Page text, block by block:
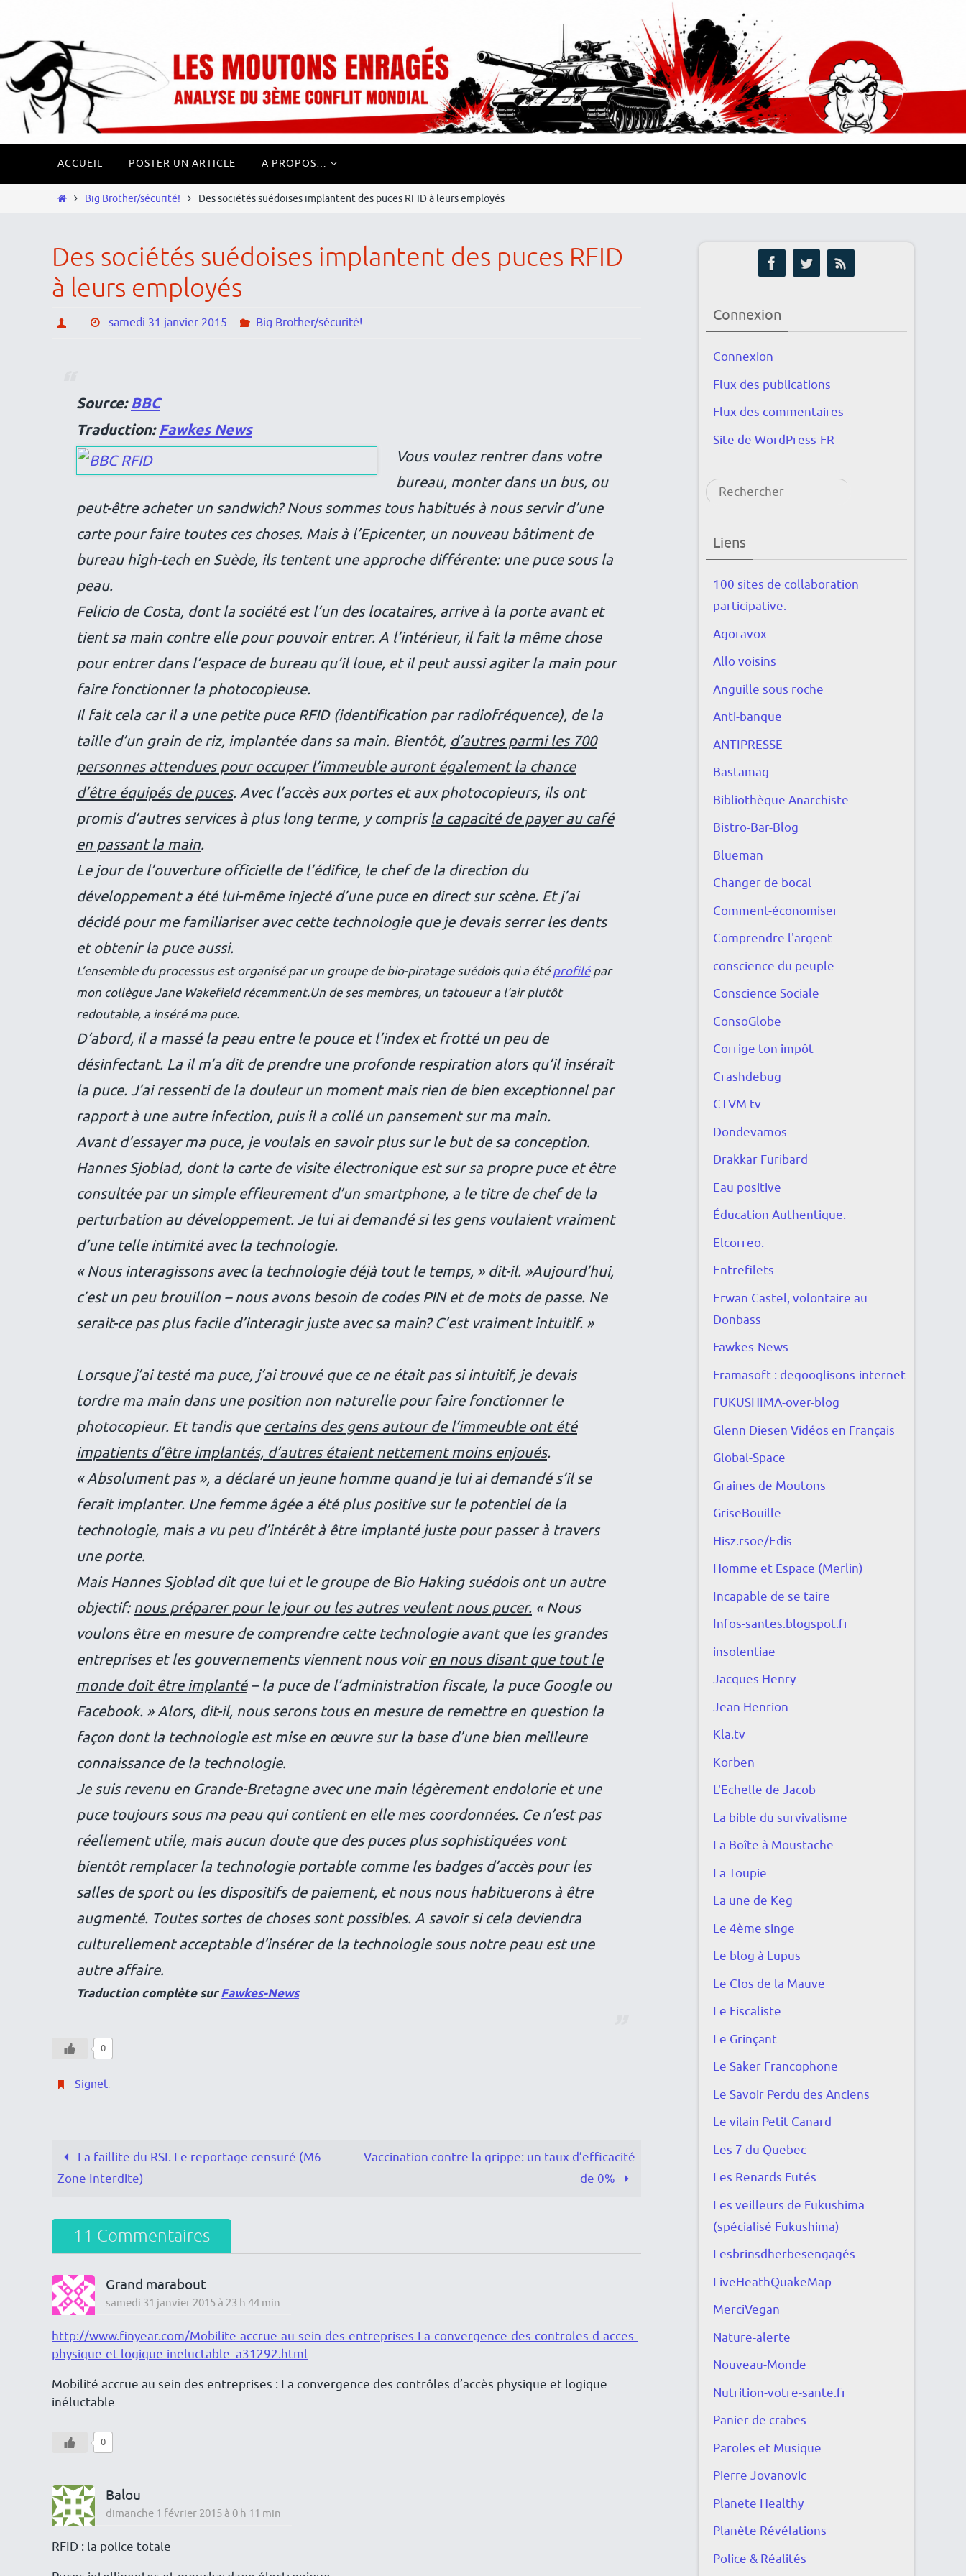
le
contenu
le
ACCUEIL POSTER UN ARTICLE A PROPOS…
HomeBig Brother/sécurité! Des sociétés suédoises implantent des puces RFID à leurs employés
Des sociétés suédoises implantent des puces RFID
à leurs employés
. samedi 31 janvier 2015 Big Brother/sécurité!
Source:BBC
Traduction:Fawkes News
Vous voulez rentrer dans votre
bureau, monter dans un bus, ou
peut-être acheter un sandwich? Nous sommes tous habitués à nous servir d’une
carte pour faire toutes ces choses. Mais à l’Epicenter, un nouveau bâtiment de
bureau high-tech en Suède, ils tentent une approche différente: une puce sous la
peau.
Felicio de Costa, dont la société est l’un des locataires, arrive à la porte avant et
tient sa main contre elle pour pouvoir entrer. A l’intérieur, il fait la même chose
pour entrer dans l’espace de bureau qu’il loue, et il peut aussi agiter la main pour
faire fonctionner la photocopieuse.
Il fait cela car il a une petite puce RFID (identification par radiofréquence), de la
taille d’un grain de riz, implantée dans sa main. Bientôt, d’autres parmi les 700
personnes attendues pour occuper l’immeuble auront également la chance
d’être équipés de puces. Avec l’accès aux portes et aux photocopieurs, ils ont
promis d’autres services à plus long terme, y compris la capacité de payer au café
en passant la main.
Le jour de l’ouverture officielle de l’édifice, le chef de la direction du
développement a été lui-même injecté d’une puce en direct sur scène. Et j’ai
décidé pour me familiariser avec cette technologie que je devais serrer les dents
et obtenir la puce aussi.
L’ensemble du processus est organisé par un groupe de bio-piratage suédois qui a étéprofilépar
mon collègue Jane Wakefield récemment.Un de ses membres, un tatoueur a l’air plutôt
redoutable, a inséré ma puce.
D’abord, il a massé la peau entre le pouce et l’index et frotté un peu de
désinfectant. La il m’a dit de prendre une profonde respiration alors qu’il insérait
la puce. J’ai ressenti de la douleur un moment mais rien de bien exceptionnel par
rapport à une autre infection, puis il a collé un pansement sur ma main.
Avant d’essayer ma puce, je voulais en savoir plus sur le but de sa conception.
Hannes Sjoblad, dont la carte de visite électronique est sur sa propre puce et être
consultée par un simple effleurement d’un smartphone, a le titre de chef de la
perturbation au développement. Je lui ai demandé si les gens voulaient vraiment
d’une telle intimité avec la technologie.
« Nous interagissons avec la technologie déjà tout le temps, » dit-il. »Aujourd’hui,
c’est un peu brouillon – nous avons besoin de codes PIN et de mots de passe. Ne
serait-ce pas plus facile d’interagir juste avec sa main? C’est vraiment intuitif. »
Lorsque j’ai testé ma puce, j’ai trouvé que ce ne était pas si intuitif, je devais
tordre ma main dans une position non naturelle pour faire fonctionner le
photocopieur. Et tandis que certains des gens autour de l’immeuble ont été
impatients d’être implantés, d’autres étaient nettement moins enjoués.
« Absolument pas », a déclaré un jeune homme quand je lui ai demandé s’il se
ferait implanter. Une femme âgée a été plus positive sur le potentiel de la
technologie, mais a vu peu d’intérêt à être implanté juste pour passer à travers
une porte.
Mais Hannes Sjoblad dit que lui et le groupe de Bio Haking suédois ont un autre
objectif:nous préparer pour le jour ou les autres veulent nous pucer. « Nous
voulons être en mesure de comprendre cette technologie avant que les grandes
entreprises et les gouvernements viennent nous voiren nous disant que tout le
monde doit être implanté– la puce de l’administration fiscale, la puce Google ou
Facebook. » Alors, dit-il, nous serons tous en mesure de remettre en question la
façon dont la technologie est mise en œuvre sur la base d’une bien meilleure
connaissance de la technologie.
Je suis revenu en Grande-Bretagne avec une main légèrement endolorie et une
puce toujours sous ma peau qui contient en elle mes coordonnées. Ce n’est pas
réellement utile, mais aucun doute que des puces plus sophistiquées vont
bientôt remplacer la technologie portable comme les badges d’accès pour les
salles de sport ou les dispositifs de paiement, et nous nous habituerons à être
augmenté. Toutes sortes de choses sont possibles. A savoir si cela deviendra
culturellement acceptable d’insérer de la technologie sous notre peau est une
autre affaire.
Traduction complète surFawkes-News
0
Signet.
La faillite du RSI. Le reportage censuré (M6
Zone Interdite)
Vaccination contre la grippe: un taux d’efficacité
de 0%
11 Commentaires
Grand marabout
samedi 31 janvier 2015 à 23 h 44 min
http://www.finyear.com/Mobilite-accrue-au-sein-des-entreprises-La-convergence-des-controles-d-acces-
physique-et-logique-ineluctable_a31292.html
Mobilité accrue au sein des entreprises : La convergence des contrôles d’accès physique et logique
inéluctable
0
Balou
dimanche 1 février 2015 à 0 h 11 min
RFID : la police totale
Connexion
Connexion
Flux des publications
Flux des commentaires
Site de WordPress-FR
Rechercher
Liens
100 sites de collaboration
participative.
Agoravox
Allo voisins
Anguille sous roche
Anti-banque
ANTIPRESSE
Bastamag
Bibliothèque Anarchiste
Bistro-Bar-Blog
Blueman
Changer de bocal
Comment-économiser
Comprendre l'argent
conscience du peuple
Conscience Sociale
ConsoGlobe
Corrige ton impôt
Crashdebug
CTVM tv
Dondevamos
Drakkar Furibard
Eau positive
Éducation Authentique.
Elcorreo.
Entrefilets
Erwan Castel, volontaire au
Donbass
Fawkes-News
Framasoft : degooglisons-internet
FUKUSHIMA-over-blog
Glenn Diesen Vidéos en Français
Global-Space
Graines de Moutons
GriseBouille
Hisz.rsoe/Edis
Homme et Espace (Merlin)
Incapable de se taire
Infos-santes.blogspot.fr
insolentiae
Jacques Henry
Jean Henrion
Kla.tv
Korben
L'Echelle de Jacob
La bible du survivalisme
La Boîte à Moustache
La Toupie
La une de Keg
Le 4ème singe
Le blog à Lupus
Le Clos de la Mauve
Le Fiscaliste
Le Grinçant
Le Saker Francophone
Le Savoir Perdu des Anciens
Le vilain Petit Canard
Les 7 du Quebec
Les Renards Futés
Les veilleurs de Fukushima
(spécialisé Fukushima)
Lesbrinsdherbesengagés
LiveHeathQuakeMap
MerciVegan
Nature-alerte
Nouveau-Monde
Nutrition-votre-sante.fr
Panier de crabes
Paroles et Musique
Pierre Jovanovic
Planete Healthy
Planète Révélations
Police & Réalités